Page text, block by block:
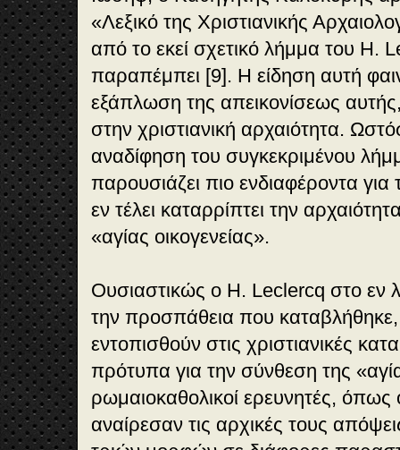
«Λεξικό της Χριστιανικής
από το εκεί σχετικό λήμμα του Η.
παραπέμπει [9]. Η είδηση αυτή
εξάπλωση της απεικονίσεως
στην χριστιανική αρχαιότητα.
αναδίφηση του συγκεκριμένου
παρουσιάζει πιο ενδιαφέροντα για
εν τέλει καταρρίπτει την
«αγίας οικογενείας».
Ουσιαστικώς ο H. Leclercq στο εν
την προσπάθεια που
εντοπισθούν στις χριστιανικές
πρότυπα για την σύνθεση της
ρωμαιοκαθολικοί ερευνητές,
αναίρεσαν τις αρχικές τους